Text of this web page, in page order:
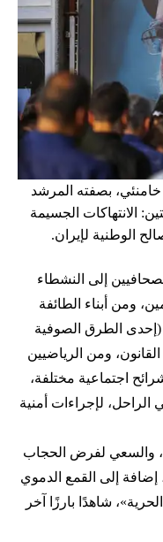
علي خامنئي، بصفته المرشد
الانتهاكات الجسيمة
الوطنية لإيران.
إلى النشطاء
ومن أبناء الطائفة
(إحدى الطرق الصوفية
ومن الرياضيين
اجتماعية مختلفة،
الراحل، لإجراءات أمنية
والسعي لفرض الحجاب
إضافة إلى القمع الدموي
شاهدًا بارزًا آخر